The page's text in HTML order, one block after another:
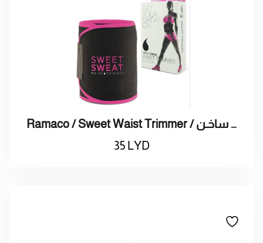
Ramaco / Sweet Waist Trimmer / حزام حراري ساخـن
35 LYD